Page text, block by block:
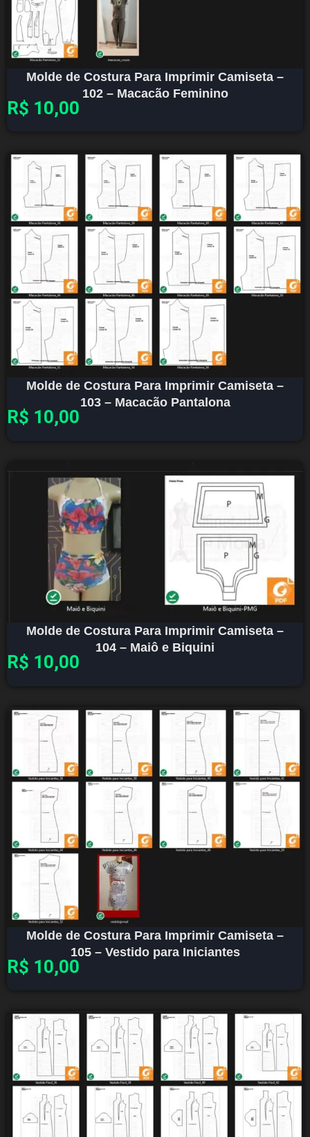
Molde de Costura Para Imprimir Camiseta –
102 – Macacão Feminino
R$ 10,00
Molde de Costura Para Imprimir Camiseta –
103 – Macacão Pantalona
R$ 10,00
Molde de Costura Para Imprimir Camiseta –
104 – Maiô e Biquini
R$ 10,00
Molde de Costura Para Imprimir Camiseta –
105 – Vestido para Iniciantes
R$ 10,00